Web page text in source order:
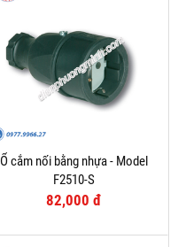
Ổ cắm nối bằng nhựa - Model
F2510-S
82,000 đ